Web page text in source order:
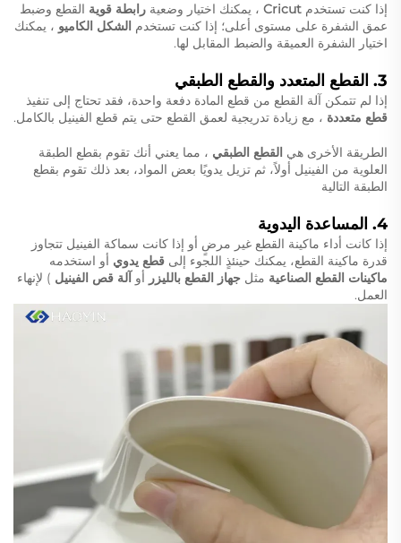
إذا كنت تستخدم Cricut ، يمكنك اختيار وضعية رابطة قوية القطع وضبط
عمق الشفرة على مستوى أعلى؛ إذا كنت تستخدم الشكل الكاميو ، يمكنك
اختيار الشفرة العميقة والضبط المقابل لها.
3. القطع المتعدد والقطع الطبقي
إذا لم تتمكن آلة القطع من قطع المادة دفعة واحدة، فقد تحتاج إلى تنفيذ
قطع متعددة ، مع زيادة تدريجية لعمق القطع حتى يتم قطع الفينيل بالكامل.
الطريقة الأخرى هي القطع الطبقي ، مما يعني أنك تقوم بقطع الطبقة
العلوية من الفينيل أولاً، ثم تزيل يدويًا بعض المواد، بعد ذلك تقوم بقطع
الطبقة التالية
4. المساعدة اليدوية
إذا كانت أداء ماكينة القطع غير مرضٍ أو إذا كانت سماكة الفينيل تتجاوز
قدرة ماكينة القطع، يمكنك حينئذٍ اللجوء إلى قطع يدوي أو استخدمه
ماكينات القطع الصناعية مثل جهاز القطع بالليزر أو آلة قص الفينيل ) لإنهاء
العمل.